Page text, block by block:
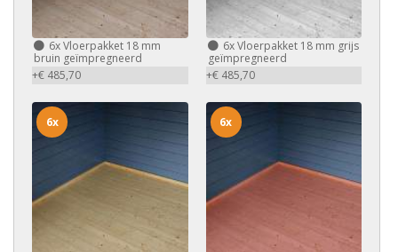
6xVloerpakket 18 mm
bruin geïmpregneerd
+€ 485,70
6xVloerpakket 18 mm grijs
geïmpregneerd
+€ 485,70
6x 6x